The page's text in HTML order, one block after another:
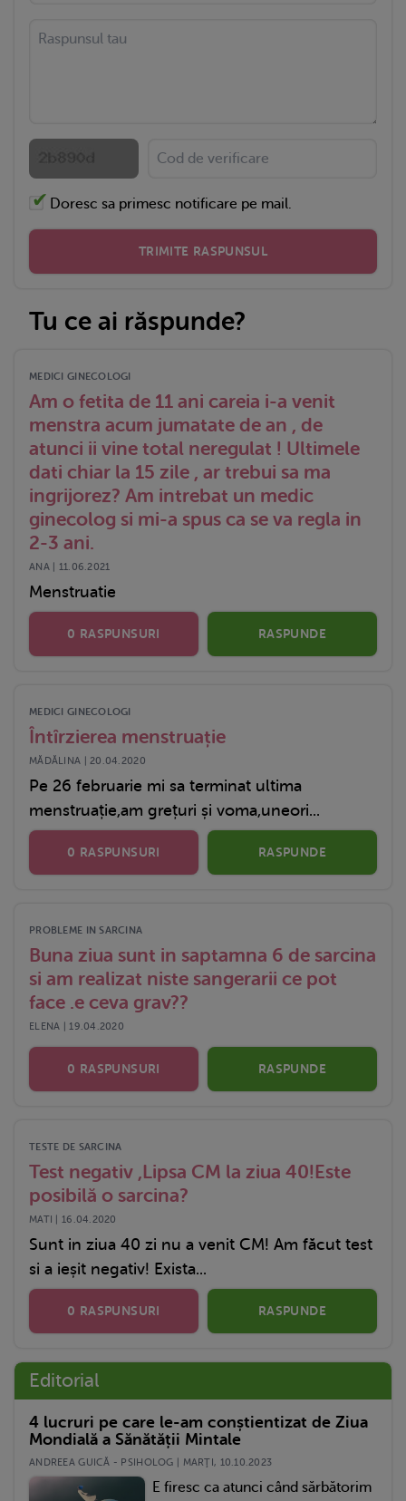
Doresc sa primesc notificare pe mail.
TRIMITE RASPUNSUL
Tu ce ai răspunde?
MEDICI GINECOLOGI
Am o fetita de 11 ani careia i-a venit
menstra acum jumatate de an , de
atunci ii vine total neregulat ! Ultimele
dati chiar la 15 zile , ar trebui sa ma
ingrijorez? Am intrebat un medic
ginecolog si mi-a spus ca se va regla in
2-3 ani.
ANA | 11.06.2021
Menstruatie
0 RASPUNSURI RASPUNDE
MEDICI GINECOLOGI
Întîrzierea menstruație
MĂDĂLINA | 20.04.2020
Pe 26 februarie mi sa terminat ultima
menstruație,am grețuri și voma,uneori...
0 RASPUNSURI RASPUNDE
PROBLEME IN SARCINA
Buna ziua sunt in saptamna 6 de sarcina
si am realizat niste sangerarii ce pot
face .e ceva grav??
ELENA | 19.04.2020
0 RASPUNSURI RASPUNDE
TESTE DE SARCINA
Test negativ ,Lipsa CM la ziua 40!Este
posibilă o sarcina?
MATI | 16.04.2020
Sunt in ziua 40 zi nu a venit CM! Am făcut test
si a ieșit negativ! Exista...
0 RASPUNSURI RASPUNDE
Editorial
4 lucruri pe care le-am conștientizat de Ziua
Mondială a Sănătății Mintale
ANDREEA GUICĂ - PSIHOLOG | MARŢI, 10.10.2023
E firesc ca atunci când sărbătorim